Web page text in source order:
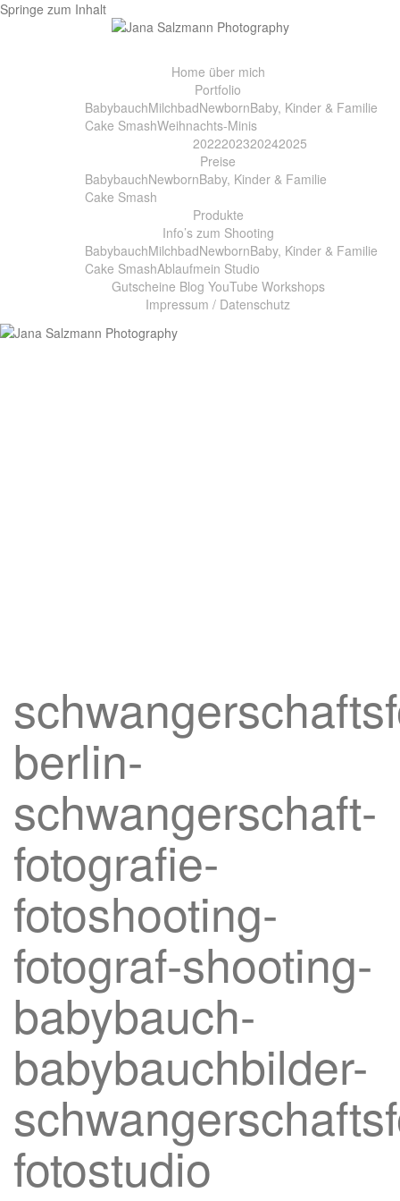
Springe zum Inhalt
Home über mich
Portfolio
BabybauchMilchbadNewbornBaby, Kinder & Familie
Cake SmashWeihnachts-Minis
2022202320242025
Preise
BabybauchNewbornBaby, Kinder & Familie
Cake Smash
Produkte
Info’s zum Shooting
BabybauchMilchbadNewbornBaby, Kinder & Familie
Cake SmashAblaufmein Studio
Gutscheine Blog YouTube Workshops
Impressum / Datenschutz
berlin-
schwangerschaft-
fotografie-
fotoshooting-
fotograf-shooting-
babybauch-
babybauchbilder-
fotostudio